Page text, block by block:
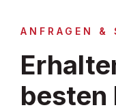
ANFRAGEN &
besten